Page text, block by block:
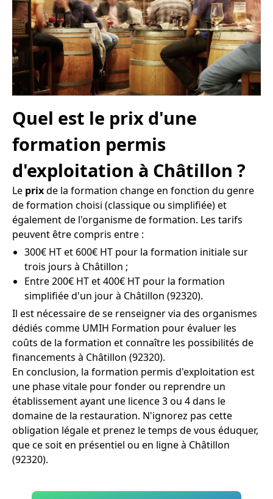
Quel est le prix d'une
formation permis
d'exploitation à Châtillon ?
Le prixde la formation change en fonction du genre
de formation choisi (classique ou simplifiée) et
également de l'organisme de formation. Les tarifs
peuvent être compris entre :
300€ HT et 600€ HT pour la formation initiale sur
trois jours à Châtillon ;
Entre 200€ HT et 400€ HT pour la formation
simplifiée d'un jour à Châtillon (92320).
Il est nécessaire de se renseigner via des organismes
dédiés comme UMIH Formation pour évaluer les
coûts de la formation et connaître les possibilités de
financements à Châtillon (92320).
En conclusion, la formation permis d'exploitation est
une phase vitale pour fonder ou reprendre un
établissement ayant une licence 3 ou 4 dans le
domaine de la restauration. N'ignorez pas cette
obligation légale et prenez le temps de vous éduquer,
que ce soit en présentiel ou en ligne à Châtillon
(92320).